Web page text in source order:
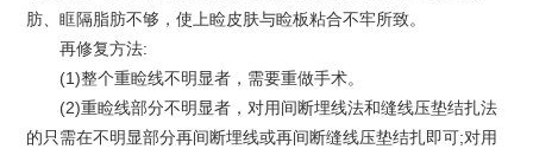
肪、眶隔脂肪不够，使上睑皮肤与睑板粘合不牢所致。
再修复方法:
(1)整个重睑线不明显者，需要重做手术。
(2)重睑线部分不明显者，对用间断埋线法和缝线压垫结扎法
的只需在不明显部分再间断埋线或再间断缝线压垫结扎即可;对用